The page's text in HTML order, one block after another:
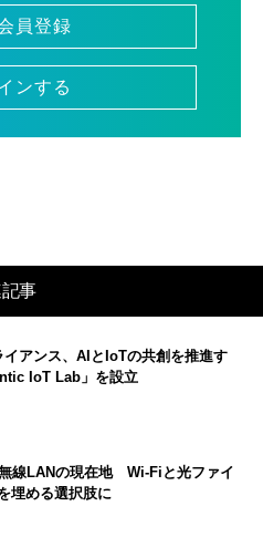
員登録
ンする
事
イアンス、AIとIoTの共創を推進す
IoT Lab」を設立
線LANの現在地 Wi-Fiと光ファイ
埋める選択肢に